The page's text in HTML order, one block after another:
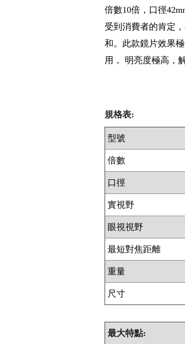
倍數10倍，口徑
受到消費者的肯定
和。此款鏡片效果
用， 明亮度極高，
規格表:
型號
倍數
口徑
實視野
眼視視野
最短對焦距離
重量
尺寸
最大特點: